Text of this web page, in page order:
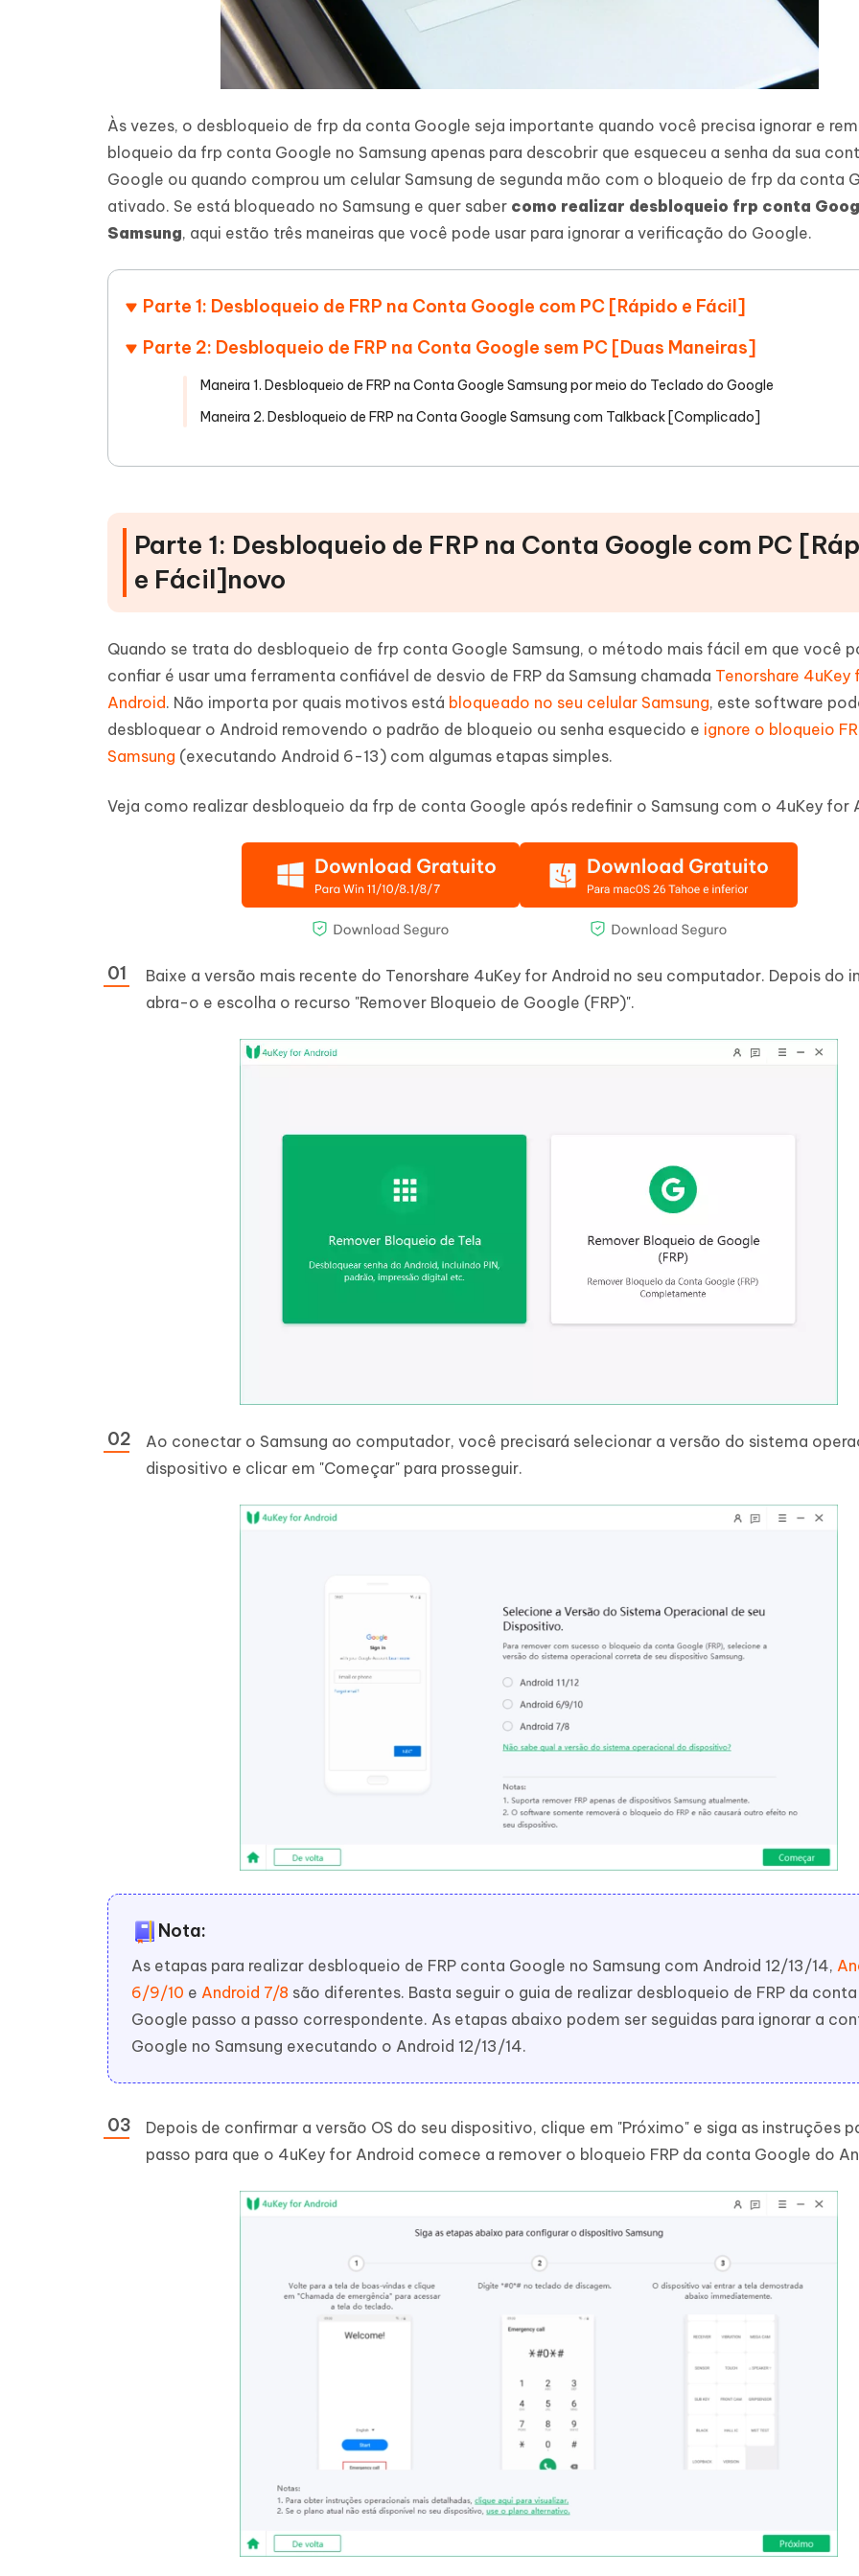
Às vezes, o desbloqueio de frp da conta Google seja importante quando você precisa ignorar e
bloqueio da frp conta Google no Samsung apenas para descobrir que esqueceu a senha da sua
Google ou quando comprou um celular Samsung de segunda mão com o bloqueio de frp da conta
ativado. Se está bloqueado no Samsung e quer saber como realizar desbloqueio frp conta
Samsung, aqui estão três maneiras que você pode usar para ignorar a verificação do Google.
Parte 1: Desbloqueio de FRP na Conta Google com PC [Rápido e Fácil]
Parte 2: Desbloqueio de FRP na Conta Google sem PC [Duas Maneiras]
Maneira 1. Desbloqueio de FRP na Conta Google Samsung por meio do Teclado do Google
Maneira 2. Desbloqueio de FRP na Conta Google Samsung com Talkback [Complicado]
Parte 1: Desbloqueio de FRP na Conta Google com PC
e Fácil] novo
Quando se trata do desbloqueio de frp conta Google Samsung, o método mais fácil em que você
confiar é usar uma ferramenta confiável de desvio de FRP da Samsung chamada Tenorshare 4uKey
Android. Não importa por quais motivos está bloqueado no seu celular Samsung, este software
desbloquear o Android removendo o padrão de bloqueio ou senha esquecido e ignore o bloqueio
Samsung (executando Android 6-13) com algumas etapas simples.
Veja como realizar desbloqueio da frp de conta Google após redefinir o Samsung com o 4uKey for
Baixe a versão mais recente do Tenorshare 4uKey for Android no seu computador. Depois do
abra-o e escolha o recurso "Remover Bloqueio de Google (FRP)".
Ao conectar o Samsung ao computador, você precisará selecionar a versão do sistema
dispositivo e clicar em "Começar" para prosseguir.
Nota:
As etapas para realizar desbloqueio de FRP conta Google no Samsung com Android 12/13/14,
6/9/10 e Android 7/8 são diferentes. Basta seguir o guia de realizar desbloqueio de FRP da conta
Google passo a passo correspondente. As etapas abaixo podem ser seguidas para ignorar a
Google no Samsung executando o Android 12/13/14.
Depois de confirmar a versão OS do seu dispositivo, clique em "Próximo" e siga as instruções
passo para que o 4uKey for Android comece a remover o bloqueio FRP da conta Google do